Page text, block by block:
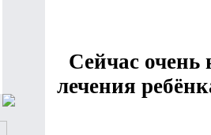
Сейчас очень
лечения